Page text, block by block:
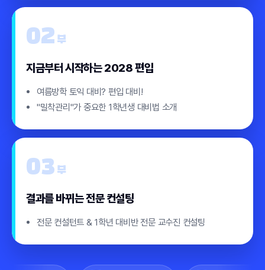
02 부
지금부터 시작하는 2028 편입
여름방학 토익 대비? 편입 대비!
"밀착관리"가 중요한 1학년생 대비법 소개
03 부
결과를 바뀌는 전문 컨설팅
전문 컨설턴트 & 1학년 대비반 전문 교수진 컨설팅